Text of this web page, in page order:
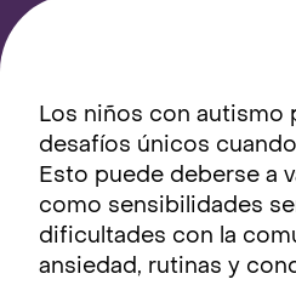
Los niños con autismo
desafíos únicos
Esto puede deberse a
como sensibilidades
dificultades con la
ansiedad, rutinas y